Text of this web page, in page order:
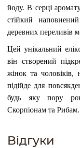
йоду. В серці
стійкий
деревних переливів
Цей унікальний
він створений
жінок та чоловіків,
підійде для
будь яку пору
Скорпіонам та Рибам.
Bідгуки